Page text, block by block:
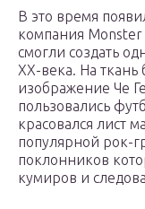
В это время
компания
смогли создать
XX-века. На ткань
изображение Че
пользовались
красовался лист
популярной рок-
поклонников
кумиров и